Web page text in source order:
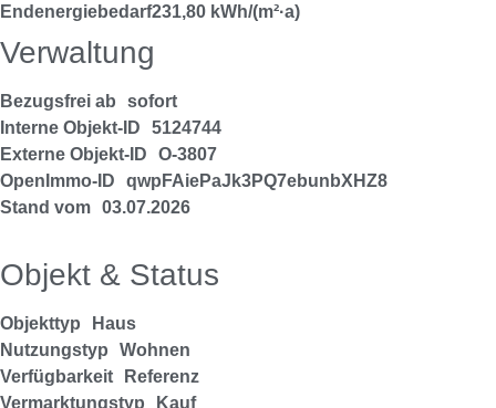
Endenergiebedarf231,80 kWh/(m²·a)
Verwaltung
Bezugsfrei ab
sofort
Interne Objekt-ID
5124744
Externe Objekt-ID
O-3807
OpenImmo-ID
qwpFAiePaJk3PQ7ebunbXHZ8
Stand vom 03.07.2026
Objekt & Status
Objekttyp
Haus
Nutzungstyp
Wohnen
Verfügbarkeit
Referenz
Vermarktungstyp
Kauf